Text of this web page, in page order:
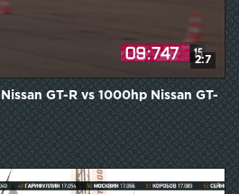
2:7
GT-R vs 1000hp Nissan GT-